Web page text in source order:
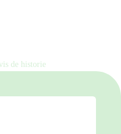
de historie